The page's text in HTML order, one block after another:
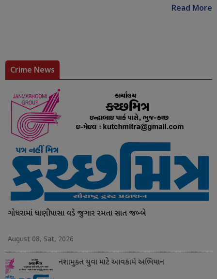
Read More
Crime News
ગોધરામાં ધાણીપાસા વડે જુગાર રમતા સાત જબ્બે
August 08, Sat, 2026
નશામુક્ત યુવા માટે આવકાર્ય અભિયાન